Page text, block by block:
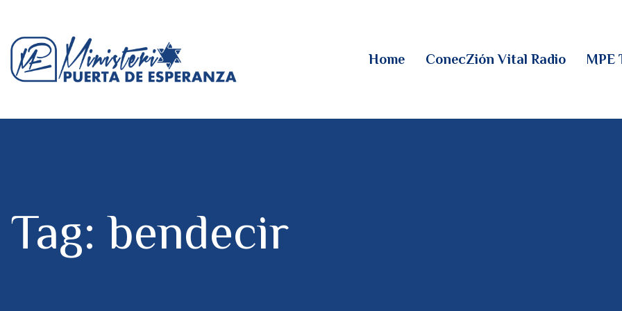
Home ConecZión Vital Radio MPE
Tag: bendecir
CONECZIÓN VITAL
MPE TV